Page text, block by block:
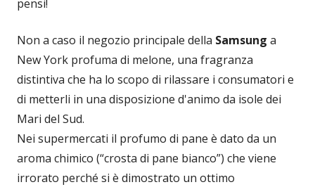
pensi!
Non a caso il negozio principale della Samsung a
New York profuma di melone, una fragranza
distintiva che ha lo scopo di rilassare i consumatori e
di metterli in una disposizione d'animo da isole dei
Mari del Sud.
Nei supermercati il profumo di pane è dato da un
aroma chimico (“crosta di pane bianco”) che viene
irrorato perché si è dimostrato un ottimo